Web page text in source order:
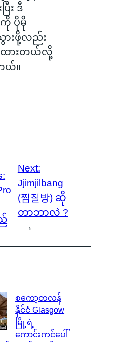
ြီး ဒီ
ပိုမို
ားဖို့လည်း
ထားတယ်လို့
ယ်။
Next:
Jjimjilbang
(찜질방) ဆို
တာဘာလဲ ?
→
စကော့တလန်
နိုင်ငံ Glasgow
မြို့ရဲ့
ကောင်းကင်ပေါ်